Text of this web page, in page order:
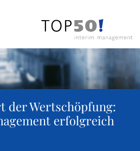
der Wertschöpfung:
erfolgreich